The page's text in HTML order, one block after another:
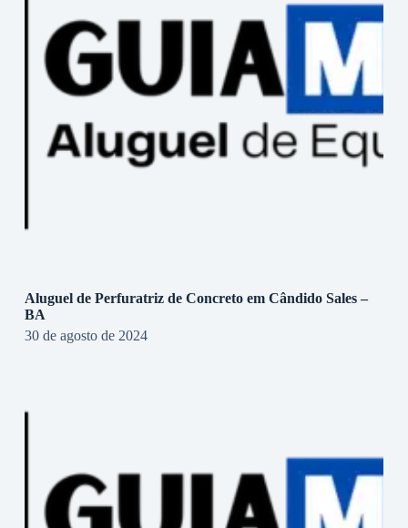
Aluguel de Perfuratriz de Concreto em Cândido Sales –
BA
30 de agosto de 2024